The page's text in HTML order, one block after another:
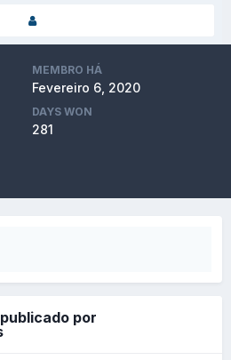
MEMBRO HÁ
Fevereiro 6, 2020
DAYS WON
281
por